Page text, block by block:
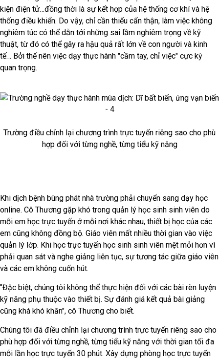
kiện điện tử…đồng thời là sự kết hợp của hệ thống cơ khí và hệ
thống điều khiển. Do vậy, chỉ cần thiếu cẩn thận, làm việc không
nghiêm túc có thể dẫn tới những sai lầm nghiêm trọng về kỹ
thuật, từ đó có thể gây ra hậu quả rất lớn về con người và kinh
tế… Bởi thế nên việc dạy thực hành "cầm tay, chỉ việc" cực kỳ
quan trọng.
Trường điều chỉnh lại chương trình trực tuyến riêng sao cho phù
hợp đối với từng nghề, từng tiểu kỹ năng
Khi dịch bệnh bùng phát nhà trường phải chuyển sang dạy học
online. Cô Thương gặp khó trong quản lý học sinh sinh viên do
mỗi em học trực tuyến ở mỗi nơi khác nhau, thiết bị học của các
em cũng không đồng bộ. Giáo viên mất nhiều thời gian vào việc
quản lý lớp. Khi học trực tuyến học sinh sinh viên mệt mỏi hơn vì
phải quan sát và nghe giảng liên tục, sự tương tác giữa giáo viên
và các em không cuốn hút.
"Đặc biệt, chúng tôi không thể thực hiện đối với các bài rèn luyện
kỹ năng phụ thuộc vào thiết bị. Sự đánh giá kết quả bài giảng
cũng khá khó khăn", cô Thương cho biết.
Chúng tôi đã điều chỉnh lại chương trình trực tuyến riêng sao cho
phù hợp đối với từng nghề, từng tiểu kỹ năng với thời gian tối đa
mỗi lần học trực tuyến 30 phút. Xây dựng phòng học trực tuyến